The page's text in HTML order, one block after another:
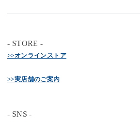
- STORE -
>>オンラインストア
>>実店舗のご案内
- SNS -